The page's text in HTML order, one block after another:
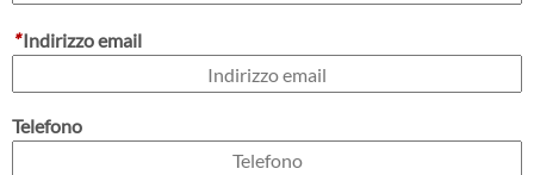
*Indirizzo email
Telefono